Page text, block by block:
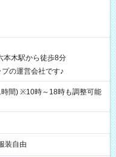
本木駅から徒歩8分
の運営会社です♪
間) ※10時～18時も調整可能
装自由